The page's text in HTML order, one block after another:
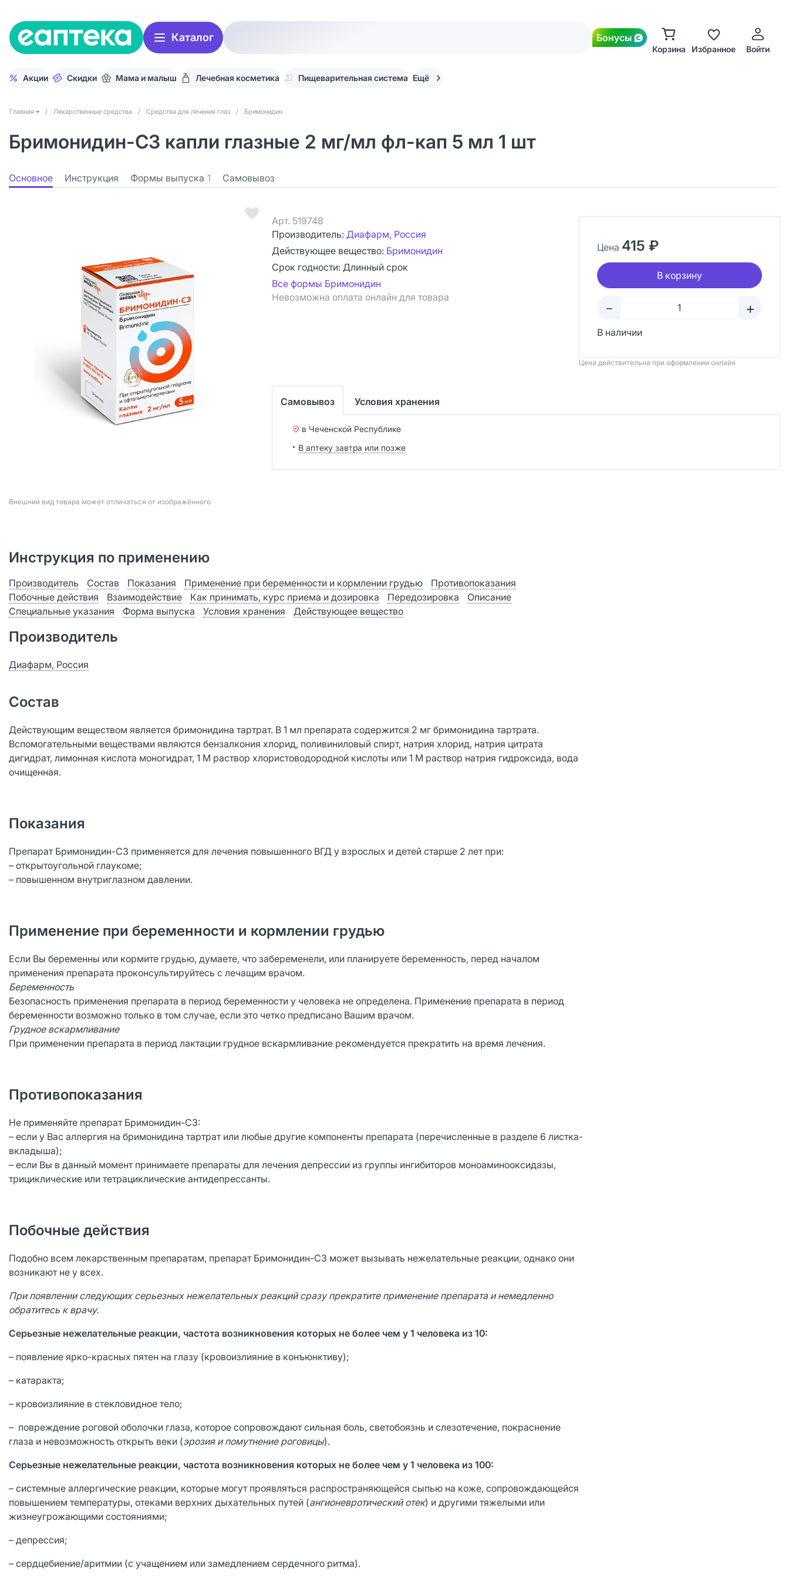
Каталог Бонусы
Корзина Избранное Войти
Акции Скидки Мама и малыш Лечебная косметика Пищеварительная система Ещё
Главная / Лекарственные средства / Средства для лечения глаз / Бримонидин
Бримонидин-СЗ капли глазные 2 мг/мл фл-кап 5 мл 1 шт
Основное Инструкция Формы выпуска 1 Самовывоз
Bнешний вид товара может отличаться от изображённого
Арт. 519748
Производитель: Диафарм, Россия
Действующее вещество: Бримонидин
Срок годности: Длинный срок
Все формы Бримонидин
Невозможна оплата онлайн для товара
Цена 415 ₽
В корзину
– +
В наличии
Цена действительна при оформлении онлайн
Самовывоз Условия хранения
в Чеченской Республике
В аптеку завтра или позже
Инструкция по применению
Производитель Состав Показания Применение при беременности и кормлении грудью
Противопоказания
Побочные действия
Взаимодействие Как принимать, курс приема и дозировка Передозировка
Описание
Специальные указания
Форма выпуска Условия хранения Действующее вещество
Производитель
Диафарм, Россия
Состав
Действующим веществом является бримонидина тартрат. В 1 мл препарата содержится 2 мг бримонидина тартрата.
Вспомогательными веществами являются бензалкония хлорид, поливиниловый спирт, натрия хлорид, натрия цитрата
дигидрат, лимонная кислота моногидрат, 1 М раствор хлористоводородной кислоты или 1 М раствор натрия гидроксида, вода
очищенная.
Показания
Препарат Бримонидин-СЗ применяется для лечения повышенного ВГД у взрослых и детей старше 2 лет при:
– открытоугольной глаукоме;
– повышенном внутриглазном давлении.
Применение при беременности и кормлении грудью
Если Вы беременны или кормите грудью, думаете, что забеременели, или планируете беременность, перед началом
применения препарата проконсультируйтесь с лечащим врачом.
Беременность
Безопасность применения препарата в период беременности у человека не определена. Применение препарата в период
беременности возможно только в том случае, если это четко предписано Вашим врачом.
Грудное вскармливание
При применении препарата в период лактации грудное вскармливание рекомендуется прекратить на время лечения.
Противопоказания
Не применяйте препарат Бримонидин-СЗ:
– если у Вас аллергия на бримонидина тартрат или любые другие компоненты препарата (перечисленные в разделе 6 листка-
вкладыша);
– если Вы в данный момент принимаете препараты для лечения депрессии из группы ингибиторов моноаминооксидазы,
трициклические или тетрациклические антидепрессанты.
Побочные действия
Подобно всем лекарственным препаратам, препарат Бримонидин-СЗ может вызывать нежелательные реакции, однако они
возникают не у всех.
При появлении следующих серьезных нежелательных реакций сразу прекратите применение препарата и немедленно
обратитесь к врачу.
Серьезные нежелательные реакции, частота возникновения которых не более чем у 1 человека из 10:
– появление ярко-красных пятен на глазу (кровоизлияние в конъюнктиву);
– катаракта;
– кровоизлияние в стекловидное тело;
– повреждение роговой оболочки глаза, которое сопровождают сильная боль, светобоязнь и слезотечение, покраснение
глаза и невозможность открыть веки (эрозия и помутнение роговицы).
Серьезные нежелательные реакции, частота возникновения которых не более чем у 1 человека из 100:
– системные аллергические реакции, которые могут проявляться распространяющейся сыпью на коже, сопровождающейся
повышением температуры, отеками верхних дыхательных путей (ангионевротический отек) и другими тяжелыми или
жизнеугрожающими состояниями;
– депрессия;
– сердцебиение/аритмии (с учащением или замедлением сердечного ритма).